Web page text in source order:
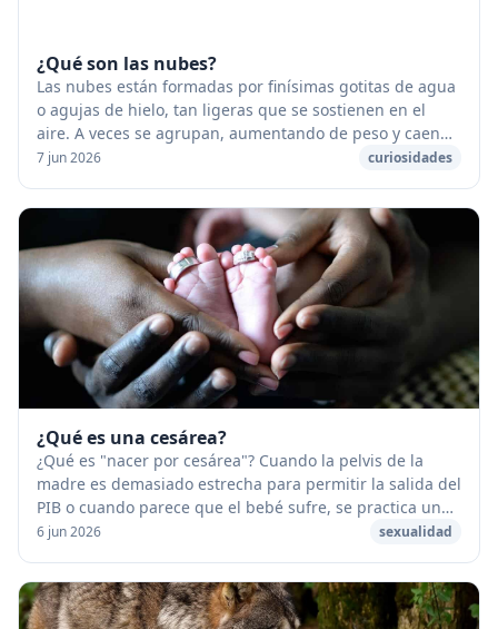
¿Qué son las nubes?
Las nubes están formadas por finísimas gotitas de agua
o agujas de hielo, tan ligeras que se sostienen en el
aire. A veces se agrupan, aumentando de peso y caen
en forma de lluvia. [caption id="attach...
7 jun 2026 curiosidades
¿Qué es una cesárea?
¿Qué es "nacer por cesárea"? Cuando la pelvis de la
madre es demasiado estrecha para permitir la salida del
PIB o cuando parece que el bebé sufre, se practica una
cesárea. Esta es una operación quirúr...
6 jun 2026 sexualidad